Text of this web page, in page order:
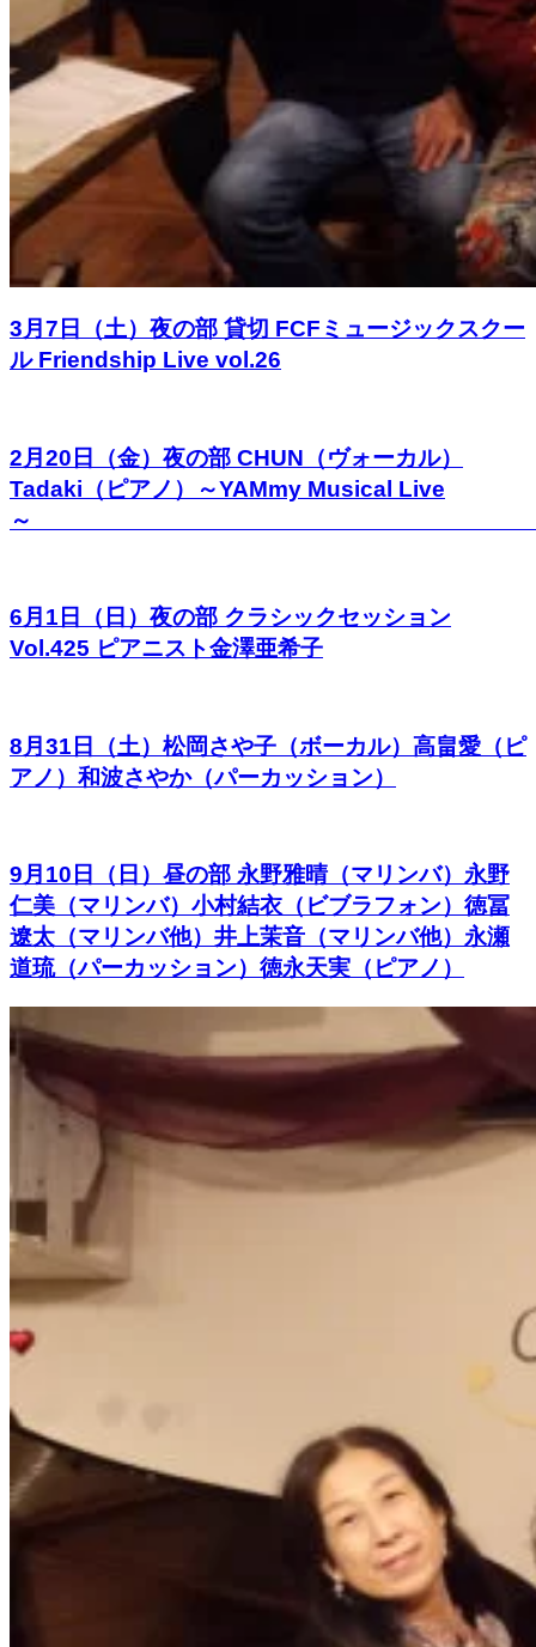
3月7日（土）夜の部 貸切 FCFミュージックスクー
ル Friendship Live vol.26
2月20日（金）夜の部 CHUN（ヴォーカル）
Tadaki（ピアノ）～YAMmy Musical Live
6月1日（日）夜の部 クラシックセッション
Vol.425 ピアニスト金澤亜希子
8月31日（土）松岡さや子（ボーカル）高畠愛（ピ
アノ）和波さやか（パーカッション）
9月10日（日）昼の部 永野雅晴（マリンバ）永野
仁美（マリンバ）小村結衣（ビブラフォン）徳冨
遼太（マリンバ他）井上茉音（マリンバ他）永瀬
道琉（パーカッション）徳永天実（ピアノ）